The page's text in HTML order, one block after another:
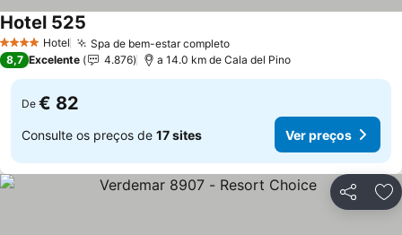
4 EstrelasHotel Spa de bem-estar completoVer preços
Hotel 525
8,7 Excelente 4.876 a 14.0 km de Cala del Pino
De € 82
Consulte os preços de 17 sites Ver preços
Partilhar